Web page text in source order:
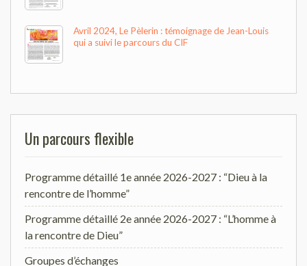
Avril 2024, Le Pèlerin : témoignage de Jean-Louis
qui a suivi le parcours du CIF
Un parcours flexible
Programme détaillé 1e année 2026-2027 : “Dieu à la
rencontre de l’homme”
Programme détaillé 2e année 2026-2027 : “L’homme à
la rencontre de Dieu”
Groupes d’échanges